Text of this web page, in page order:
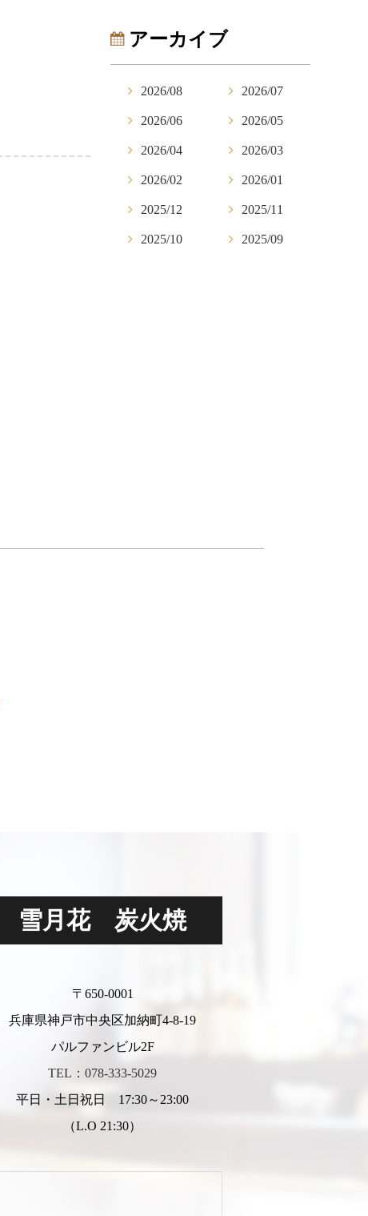
アーカイブ
2026/08 2026/07
2026/06 2026/05
2026/04 2026/03
2026/02 2026/01
2025/12 2025/11
2025/10 2025/09
雪月花 炭火焼
〒650-0001
兵庫県神戸市中央区加納町4-8-19
パルファンビル2F
TEL：078-333-5029
平日・土日祝日 17:30～23:00
（L.O 21:30）